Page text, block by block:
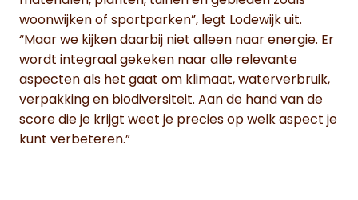
woonwijken of sportparken”, legt Lodewijk uit.
“Maar we kijken daarbij niet alleen naar energie. Er
wordt integraal gekeken naar alle relevante
aspecten als het gaat om klimaat, waterverbruik,
verpakking en biodiversiteit. Aan de hand van de
score die je krijgt weet je precies op welk aspect je
kunt verbeteren.”